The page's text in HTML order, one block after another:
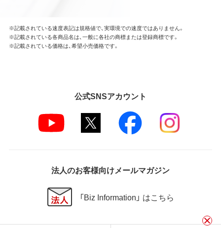
※記載されている速度表記は規格値で、実環境での速度ではありません。
※記載されている各商品名は、一般に各社の商標または登録商標です。
※記載されている価格は、希望小売価格です。
公式SNSアカウント
法人のお客様向けメールマガジン
「Biz Information」 はこちら